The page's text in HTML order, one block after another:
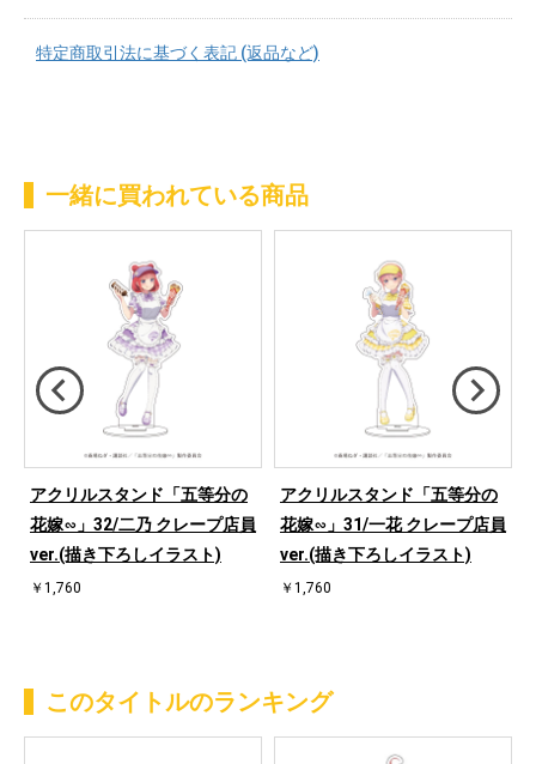
特定商取引法に基づく表記 (返品など)
一緒に買われている商品
アクリルスタンド「五等分の
花嫁∽」32/二乃 クレープ店員
ver.(描き下ろしイラスト)
￥1,760
アクリルスタンド「五等分の
花嫁∽」31/一花 クレープ店員
ver.(描き下ろしイラスト)
￥1,760
このタイトルのランキング